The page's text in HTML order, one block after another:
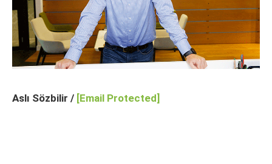
Aslı Sözbilir / [email Protected]